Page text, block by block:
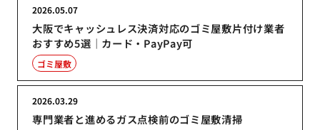
大阪でキャッシュレス決済対応のゴミ屋敷片付け業者
おすすめ5選｜カード・PayPay可
2026.05.07
ゴミ屋敷
専門業者と進めるガス点検前のゴミ屋敷清掃
2026.03.29